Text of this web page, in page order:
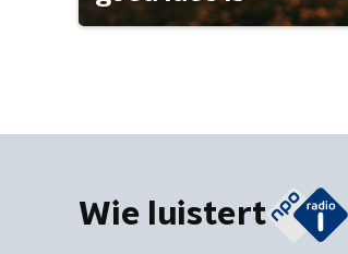
Wie luistert